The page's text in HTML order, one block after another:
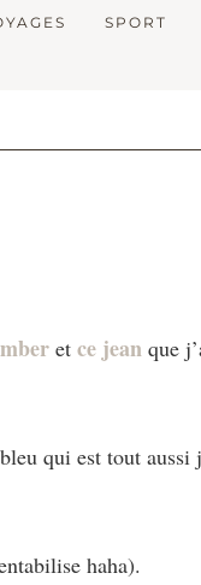
SPORT
et ce jean que
qui est tout
haha).